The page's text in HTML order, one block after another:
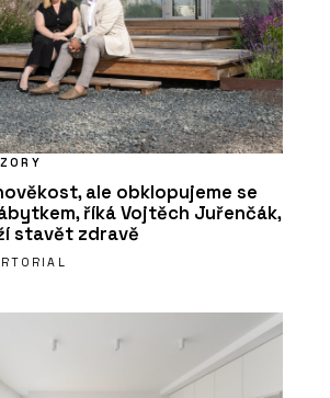
ale obklopujeme se
říká Vojtěch Juřenčák,
stavět zdravě